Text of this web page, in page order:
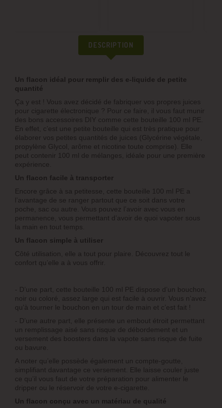
DESCRIPTION
Un flacon idéal pour remplir des e-liquide de petite
quantité
Ça y est ! Vous avez décidé de fabriquer vos propres juices
pour cigarette électronique ? Pour ce faire, il vous faut munir
des bons accessoires DIY comme cette bouteille 100 ml PE.
En effet, c’est une petite bouteille qui est très pratique pour
élaborer vos petites quantités de juices (Glycérine végétale,
propylène Glycol, arôme et nicotine toute comprise). Elle
peut contenir 100 ml de mélanges, idéale pour une première
expérience.
Un flacon facile à transporter
Encore grâce à sa petitesse, cette bouteille 100 ml PE a
l’avantage de se ranger partout que ce soit dans votre
poche, sac ou autre. Vous pouvez l’avoir avec vous en
permanence, vous permettant d’avoir de quoi vapoter sous
la main en tout temps.
Un flacon simple à utiliser
Côté utilisation, elle a tout pour plaire. Découvrez tout le
confort qu’elle a à vous offrir.
- D’une part, cette bouteille 100 ml PE dispose d’un bouchon,
noir ou coloré, assez large qui est facile à ouvrir. Vous n’avez
qu’à tourner le bouchon en un tour de main et c’est fait !
- D’une autre part, elle présente un embout étroit permettant
un remplissage aisé sans risque de débordement et un
versement des boosters dans la vapote sans risque de fuite
ou bavure.
A noter qu’elle possède également un compte-goutte,
simplifiant davantage ce versement. Elle laisse couler juste
ce qu’il vous faut de votre préparation pour alimenter le
dripper ou le réservoir de votre e-cigarette.
Un flacon conçu avec un matériau de qualité